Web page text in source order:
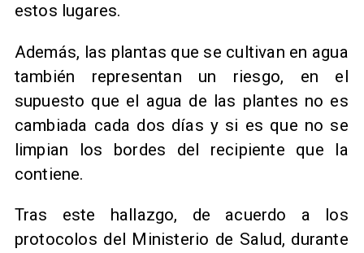
estos lugares.
Además, las plantas que se cultivan en agua
también representan un riesgo, en el
supuesto que el agua de las plantes no es
cambiada cada dos días y si es que no se
limpian los bordes del recipiente que la
contiene.
Tras este hallazgo, de acuerdo a los
protocolos del Ministerio de Salud, durante